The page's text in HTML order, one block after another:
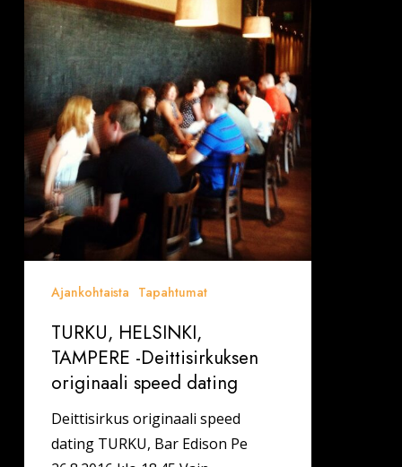
HELSINKI,
TAMPERE
Deittisirkuksen
originaali
speed
dating
Ajankohtaista Tapahtumat
TURKU, HELSINKI,
TAMPERE -Deittisirkuksen
originaali speed dating
Deittisirkus originaali speed
dating TURKU, Bar Edison Pe